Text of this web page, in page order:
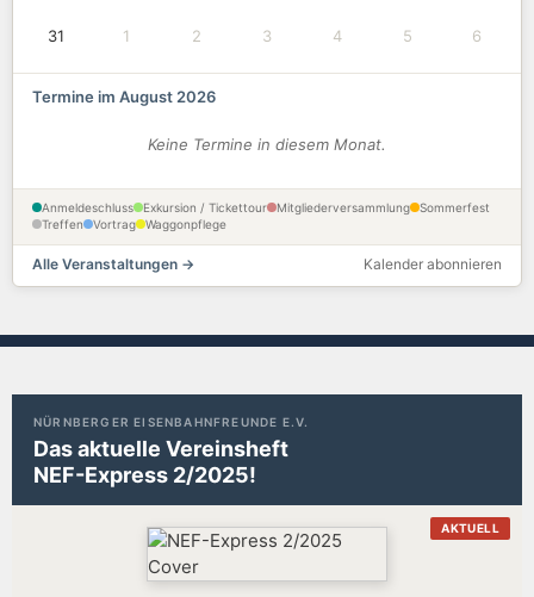
31 1 2 3 4 5 6
Termine im August 2026
Keine Termine in diesem Monat.
Anmeldeschluss Exkursion / Tickettour Mitgliederversammlung
Sommerfest
Treffen
Vortrag Waggonpflege
Alle Veranstaltungen → Kalender abonnieren
NÜRNBERGER EISENBAHNFREUNDE E.V.
Das aktuelle Vereinsheft
NEF-Express 2/2025!
AKTUELL